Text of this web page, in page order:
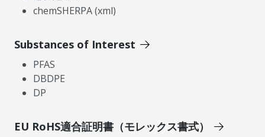
chemSHERPA (xml)
Substances of Interest
PFAS
DBDPE
DP
EU RoHS適合証明書（モレックス書式）